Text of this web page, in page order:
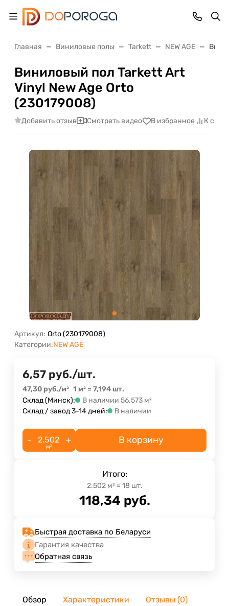
Главная Виниловые полы Tarkett NEW AGE
Виниловый пол Tarkett Art
Vinyl New Age Orto
(230179008)
Добавить отзыв Смотреть видео В избранное К
Артикул: Orto (230179008)
Категории:NEW AGE
6,57 руб./шт.
47,30 руб./м² 1 м² = 7,194 шт.
Склад (Минск):
В наличии 56.573 м²
Склад / завод 3-14 дней:
В наличии
- +
м²
В корзину
Итого:
2.502м²= 18 шт.
118,34 руб.
Быстрая доставка по Беларуси
Гарантия качества
Обратная связь
Обзор Характеристики Отзывы (0)